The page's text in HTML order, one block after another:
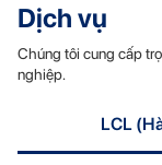
Dịch vụ
Chúng tôi cung cấp
nghiệp.
LCL